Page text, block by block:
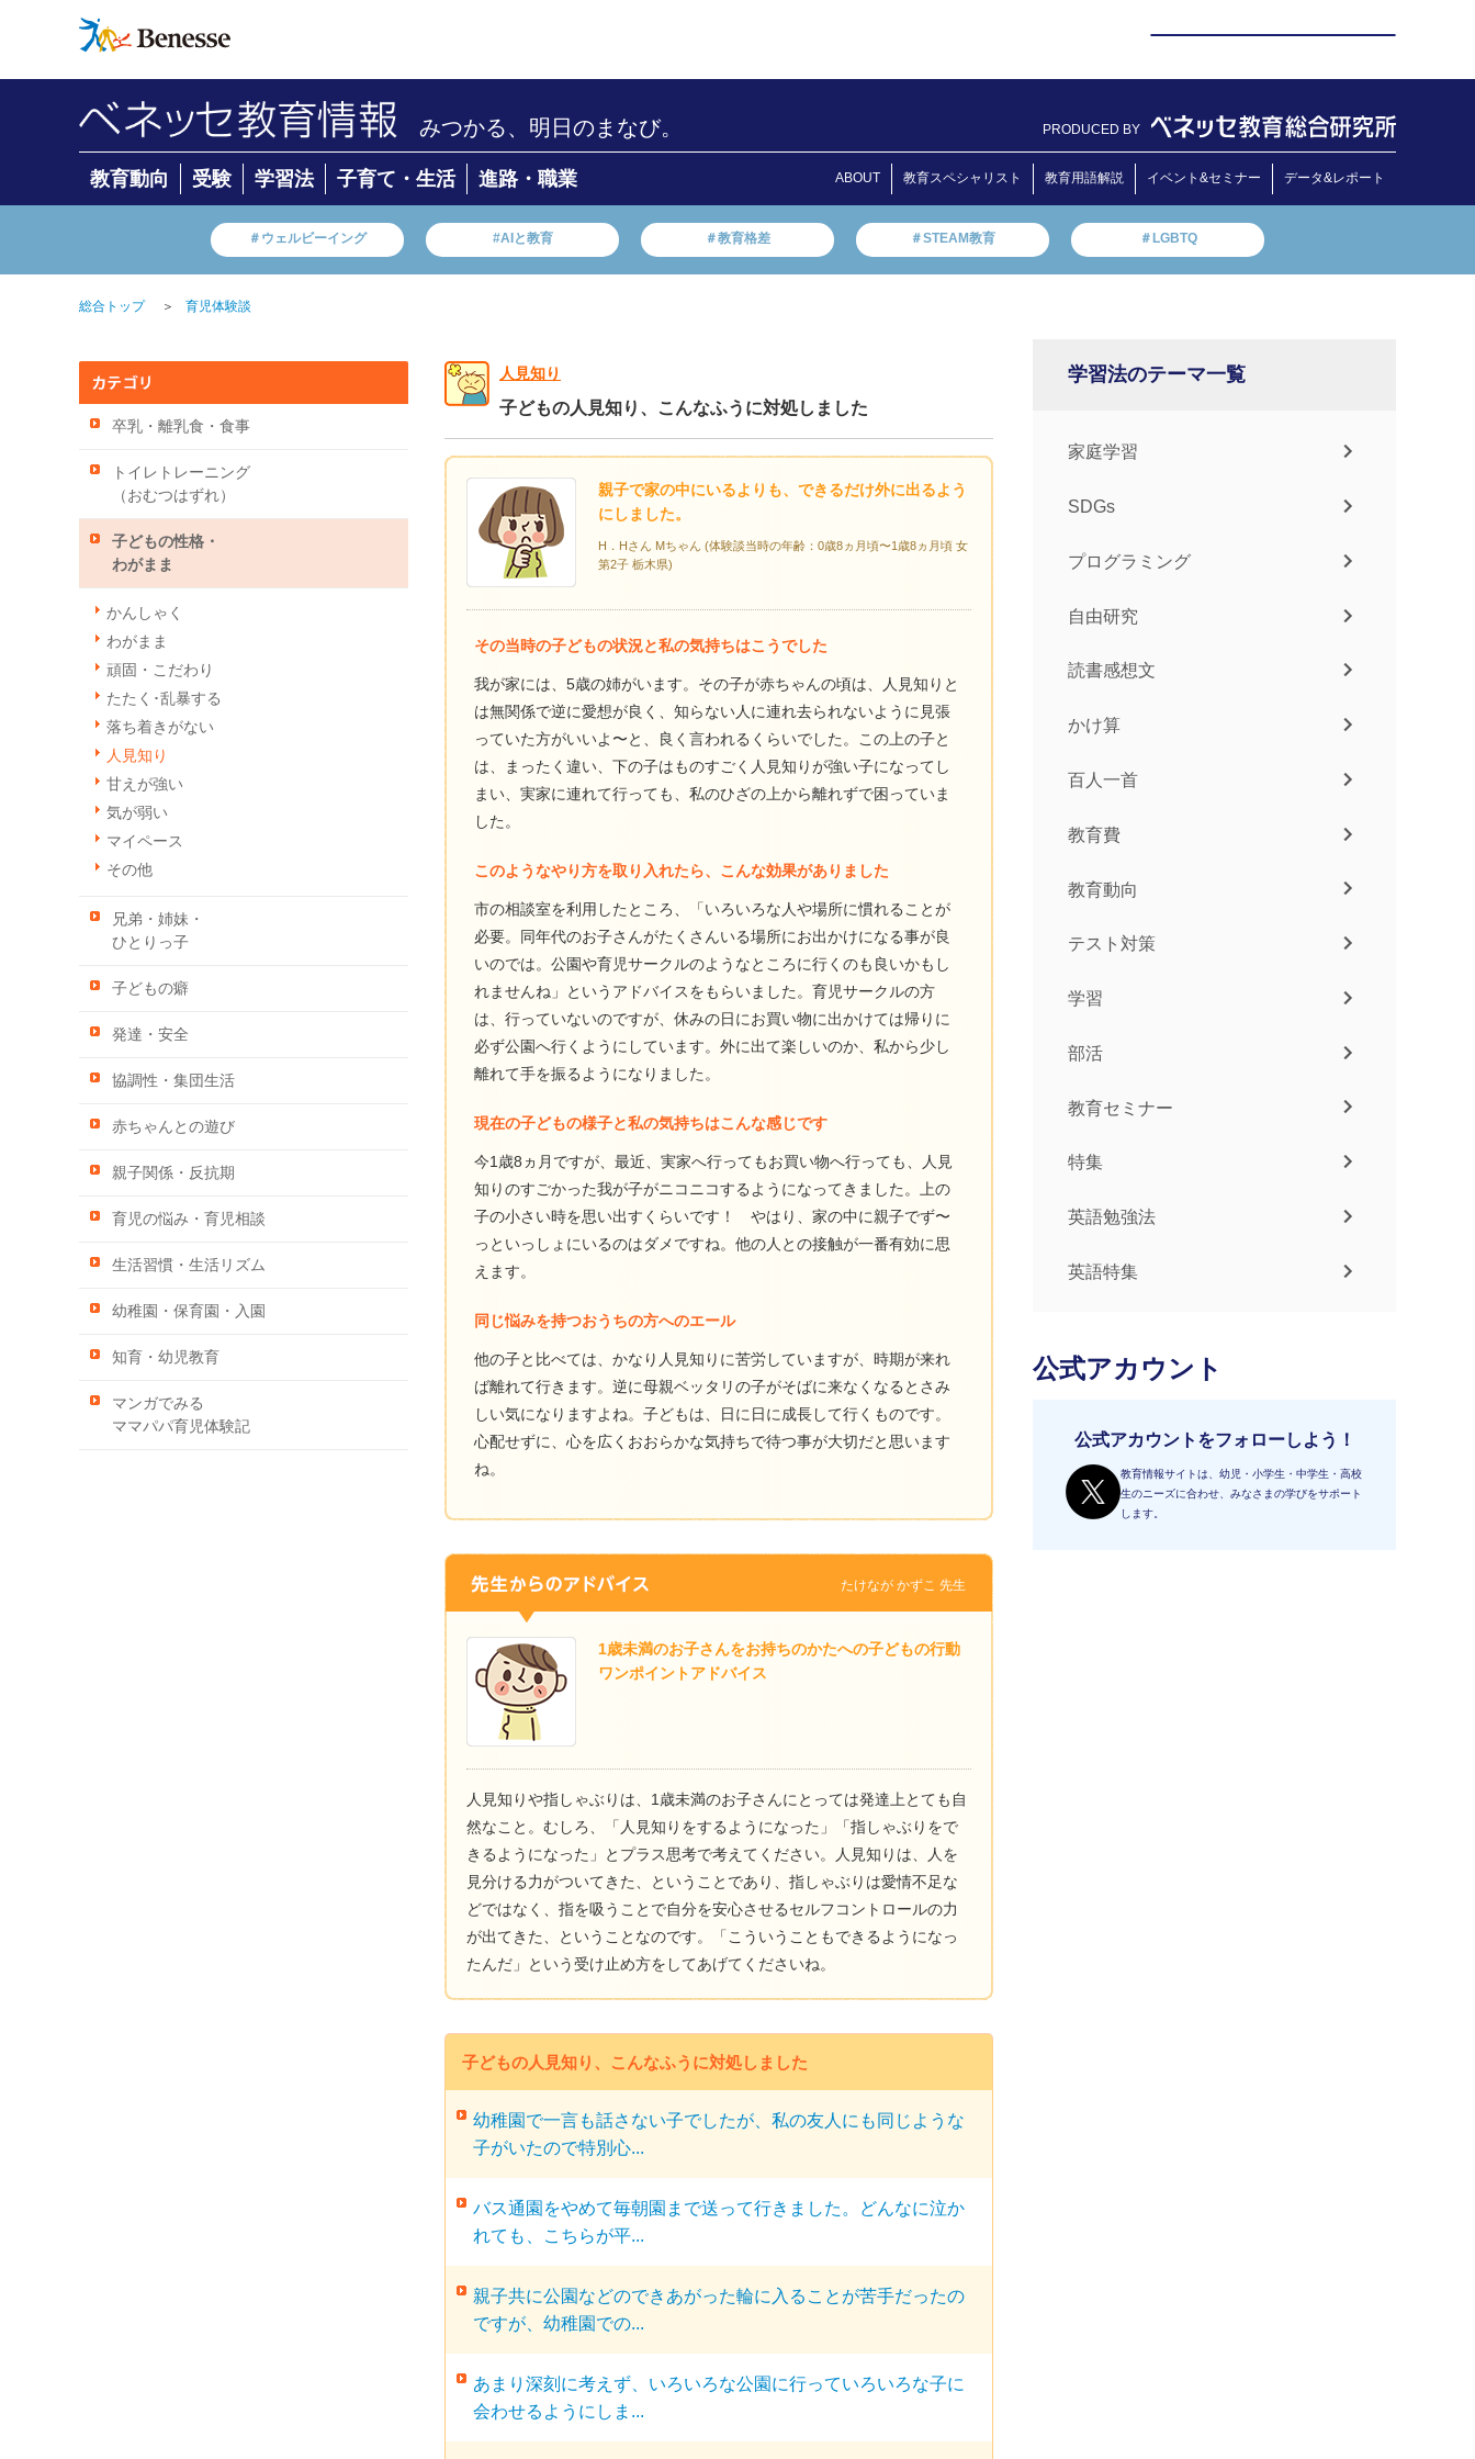
みつかる、明日のまなび。 PRODUCED BY
教育動向 受験 学習法 子育て・生活 進路・職業 ABOUT 教育スペシャリスト 教育用語解説 イベント&セミナー データ&レポート
＃ウェルビーイング #AIと教育 ＃教育格差 ＃STEAM教育 ＃LGBTQ
総合トップ ＞ 育児体験談
卒乳・離乳食・食事
トイレトレーニング
（おむつはずれ）
子どもの性格・
わがまま
かんしゃく
わがまま
頑固・こだわり
たたく･乱暴する
落ち着きがない
人見知り
甘えが強い
気が弱い
マイペース
その他
兄弟・姉妹・
ひとりっ子
子どもの癖
発達・安全
協調性・集団生活
赤ちゃんとの遊び
親子関係・反抗期
育児の悩み・育児相談
生活習慣・生活リズム
幼稚園・保育園・入園
知育・幼児教育
マンガでみる
ママパパ育児体験記
人見知り
子どもの人見知り、こんなふうに対処しました
親子で家の中にいるよりも、できるだけ外に出るよう
にしました。
H．Hさん Mちゃん (体験談当時の年齢：0歳8ヵ月頃〜1歳8ヵ月頃 女
第2子 栃木県)
その当時の子どもの状況と私の気持ちはこうでした
我が家には、5歳の姉がいます。その子が赤ちゃんの頃は、人見知りと
は無関係で逆に愛想が良く、知らない人に連れ去られないように見張
っていた方がいいよ〜と、良く言われるくらいでした。この上の子と
は、まったく違い、下の子はものすごく人見知りが強い子になってし
まい、実家に連れて行っても、私のひざの上から離れずで困っていま
した。
このようなやり方を取り入れたら、こんな効果がありました
市の相談室を利用したところ、「いろいろな人や場所に慣れることが
必要。同年代のお子さんがたくさんいる場所にお出かけになる事が良
いのでは。公園や育児サークルのようなところに行くのも良いかもし
れませんね」というアドバイスをもらいました。育児サークルの方
は、行っていないのですが、休みの日にお買い物に出かけては帰りに
必ず公園へ行くようにしています。外に出て楽しいのか、私から少し
離れて手を振るようになりました。
現在の子どもの様子と私の気持ちはこんな感じです
今1歳8ヵ月ですが、最近、実家へ行ってもお買い物へ行っても、人見
知りのすごかった我が子がニコニコするようになってきました。上の
子の小さい時を思い出すくらいです！ やはり、家の中に親子でず〜
っといっしょにいるのはダメですね。他の人との接触が一番有効に思
えます。
同じ悩みを持つおうちの方へのエール
他の子と比べては、かなり人見知りに苦労していますが、時期が来れ
ば離れて行きます。逆に母親ベッタリの子がそばに来なくなるとさみ
しい気になりますよね。子どもは、日に日に成長して行くものです。
心配せずに、心を広くおおらかな気持ちで待つ事が大切だと思います
ね。
1歳未満のお子さんをお持ちのかたへの子どもの行動
ワンポイントアドバイス
たけなが かずこ 先生
人見知りや指しゃぶりは、1歳未満のお子さんにとっては発達上とても自
然なこと。むしろ、「人見知りをするようになった」「指しゃぶりをで
きるようになった」とプラス思考で考えてください。人見知りは、人を
見分ける力がついてきた、ということであり、指しゃぶりは愛情不足な
どではなく、指を吸うことで自分を安心させるセルフコントロールの力
が出てきた、ということなのです。「こういうこともできるようになっ
たんだ」という受け止め方をしてあげてくださいね。
子どもの人見知り、こんなふうに対処しました
幼稚園で一言も話さない子でしたが、私の友人にも同じような
子がいたので特別心...
バス通園をやめて毎朝園まで送って行きました。どんなに泣か
れても、こちらが平...
親子共に公園などのできあがった輪に入ることが苦手だったの
ですが、幼稚園での...
あまり深刻に考えず、いろいろな公園に行っていろいろな子に
会わせるようにしま...
学習法のテーマ一覧
家庭学習
SDGs
プログラミング
自由研究
読書感想文
かけ算
百人一首
教育費
教育動向
テスト対策
学習
部活
教育セミナー
特集
英語勉強法
英語特集
公式アカウント
公式アカウントをフォローしよう！
教育情報サイトは、幼児・小学生・中学生・高校
生のニーズに合わせ、みなさまの学びをサポート
します。